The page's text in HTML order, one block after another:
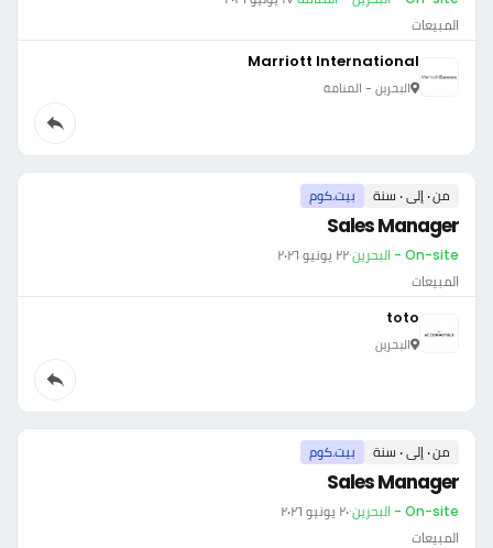
المبيعات
Marriott International
البحرين - المنامة
من ٠ إلى ٠ سنة بيت.كوم
Sales Manager
On-site - البحرين ·٢٢ يونيو ٢٠٢٦
المبيعات
toto
البحرين
من ٠ إلى ٠ سنة بيت.كوم
Sales Manager
On-site - البحرين ·٢٠ يونيو ٢٠٢٦
المبيعات